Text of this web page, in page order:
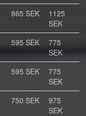
865 SEK
1125
SEK
595 SEK
775
SEK
595 SEK
775
SEK
750 SEK
975
SEK